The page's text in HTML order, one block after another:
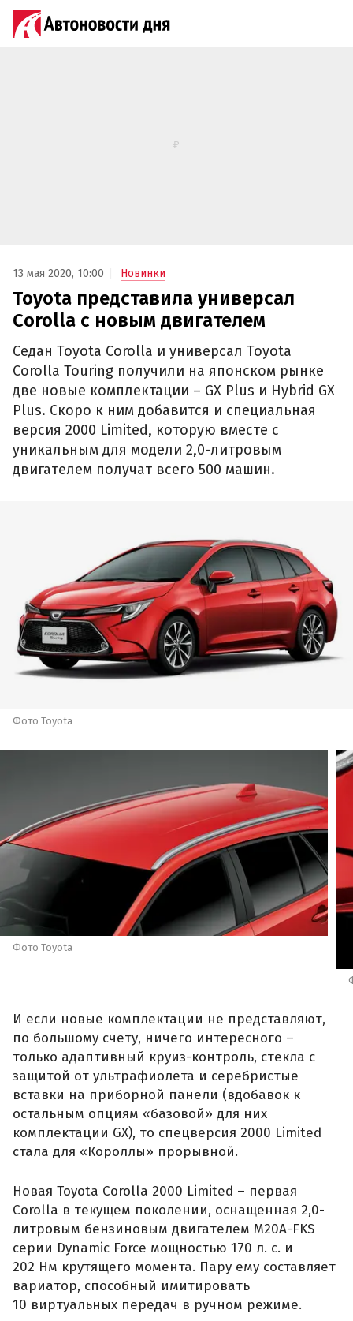
13 мая 2020, 10:00 Новинки
Toyota представила универсал
Corolla с новым двигателем
Седан Toyota Corolla и универсал Toyota
Corolla Touring получили на японском рынке
две новые комплектации – GX Plus и Hybrid GX
Plus. Скоро к ним добавится и специальная
версия 2000 Limited, которую вместе с
уникальным для модели 2,0-литровым
двигателем получат всего 500 машин.
Фото Toyota
Фото Toyota
И если новые комплектации не представляют,
по большому счету, ничего интересного –
только адаптивный круиз-контроль, стекла с
защитой от ультрафиолета и серебристые
вставки на приборной панели (вдобавок к
остальным опциям «базовой» для них
комплектации GX), то спецверсия 2000 Limited
стала для «Короллы» прорывной.
Новая Toyota Corolla 2000 Limited – первая
Corolla в текущем поколении, оснащенная 2,0-
литровым бензиновым двигателем M20A-FKS
серии Dynamic Force мощностью 170 л. с. и
202 Нм крутящего момента. Пару ему составляет
вариатор, способный имитировать
10 виртуальных передач в ручном режиме.